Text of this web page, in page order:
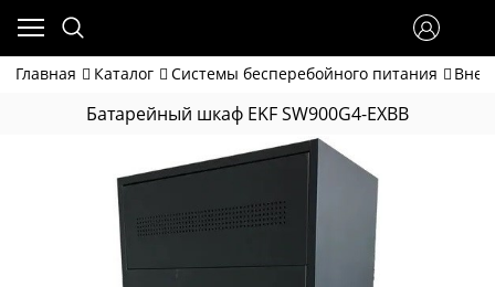
Главная Каталог Системы бесперебойного питания
Батарейный шкаф EKF SW900G4-EXBB